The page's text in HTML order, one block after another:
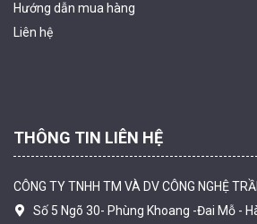
1.679.000 đ
Hướng dẫn mua hàng
Liên hệ
THÔNG TIN LIÊN HỆ
CÔNG TY TNHH TM VÀ DV CÔNG NGHỆ
Số 5 Ngõ 30- Phùng Khoang -Đai Mỗ -